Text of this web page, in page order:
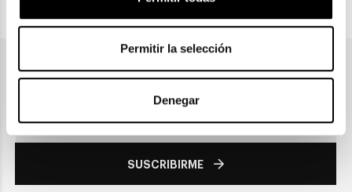
Permitir la selección
Denegar
Únete a nuestra newsletter
SUSCRIBIRME